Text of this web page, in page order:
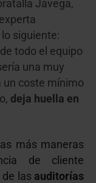
Jávega,
siguiente:
todo el equipo
una muy
un coste mínimo
deja huella en
más maneras
de cliente
las auditorías